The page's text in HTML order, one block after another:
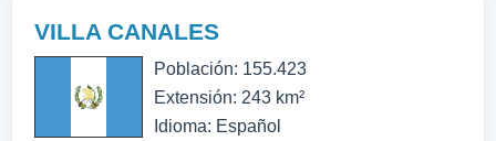
VILLA CANALES
Población: 155.423
Extensión: 243 km²
Idioma: Español